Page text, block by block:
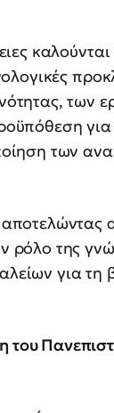
των
των
ρόλο της
για τη